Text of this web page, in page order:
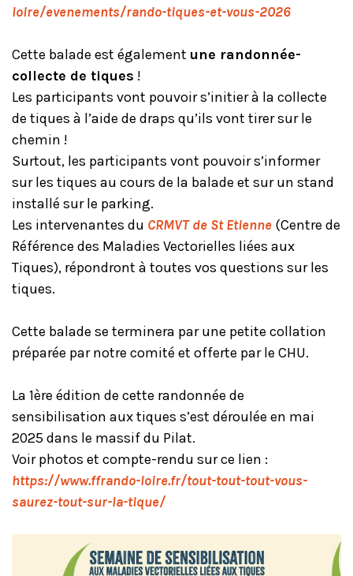
loire/evenements/rando-tiques-et-vous-2026
Cette balade est également une randonnée-
collecte de tiques !
Les participants vont pouvoir s’initier à la collecte
de tiques à l’aide de draps qu’ils vont tirer sur le
chemin !
Surtout, les participants vont pouvoir s’informer
sur les tiques au cours de la balade et sur un stand
installé sur le parking.
Les intervenantes du CRMVT de St Etienne (Centre de
Référence des Maladies Vectorielles liées aux
Tiques), répondront à toutes vos questions sur les
tiques.
Cette balade se terminera par une petite collation
préparée par notre comité et offerte par le CHU.
La 1ère édition de cette randonnée de
sensibilisation aux tiques s’est déroulée en mai
2025 dans le massif du Pilat.
Voir photos et compte-rendu sur ce lien :
https://www.ffrando-loire.fr/tout-tout-tout-vous-
saurez-tout-sur-la-tique/